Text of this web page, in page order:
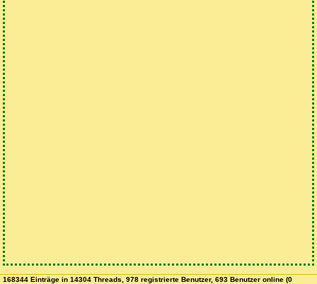
168344 Einträge in 14304 Threads, 978 registrierte Benutzer, 693 Benutzer online (0